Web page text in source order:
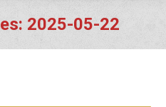
2025-05-22
You are here: